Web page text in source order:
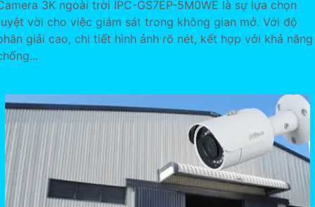
3K ngoài trời IPC-GS7EP-5M0WE là sự lựa chọn
vời cho việc giám sát trong không gian mở. Với độ
giải cao, chi tiết hình ảnh rõ nét, kết hợp với khả năng